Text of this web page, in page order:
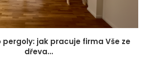
jak pracuje firma Vše ze
dřeva...